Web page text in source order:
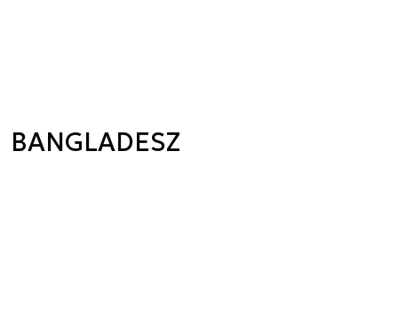
BANGLADESZ